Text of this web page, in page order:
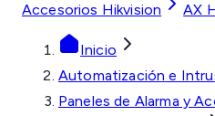
Accesorios Hikvision
AX
Inicio
Automatización e
Paneles de Alarma y